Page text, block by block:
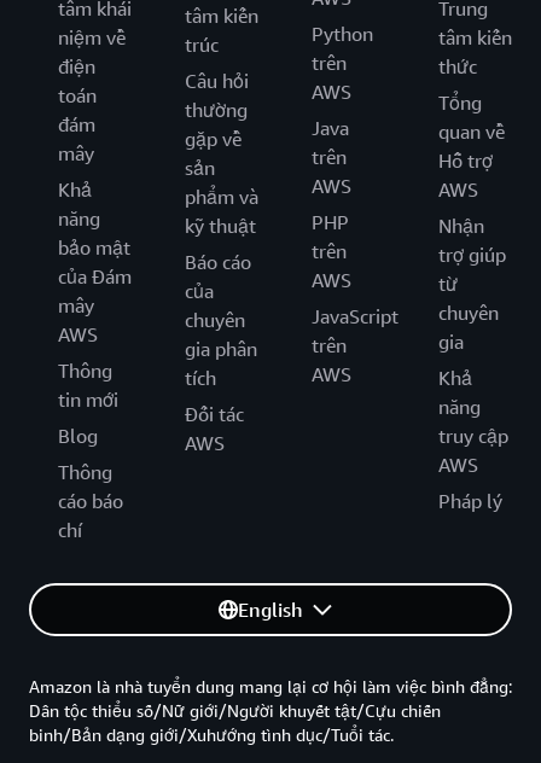
tâm khái
niệm về
điện
toán
đám
mây
Khả
năng
bảo mật
của Đám
mây
AWS
Thông
tin mới
Blog
Thông
cáo báo
chí
tâm kiến
trúc
Câu hỏi
thường
gặp về
sản
phẩm và
kỹ thuật
Báo cáo
của
chuyên
gia phân
tích
Đối tác
AWS
Python
trên
AWS
Java
trên
AWS
PHP
trên
AWS
JavaScript
trên
AWS
Trung
tâm kiến
thức
Tổng
quan về
Hỗ trợ
AWS
Nhận
trợ giúp
từ
chuyên
gia
Khả
năng
truy cập
AWS
Pháp lý
English
Amazon là nhà tuyển dung mang lại cơ hội làm việc bình đẳng:
Dân tộc thiểu số/Nữ giới/Người khuyết tật/Cựu chiến
binh/Bản dạng giới/Xuhướng tình dục/Tuổi tác.